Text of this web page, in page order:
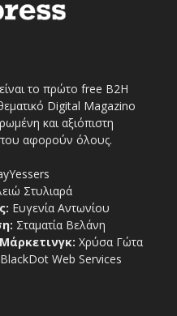
το πρώτο free Β2Η
Digital Magazino
και αξιόπιστη
αφορούν όλους.
Στυλιαρά
Ευγενία Αντωνίου
Σταματία Βελάνη
Χρύσα Γώτα
BlackDot Web Services